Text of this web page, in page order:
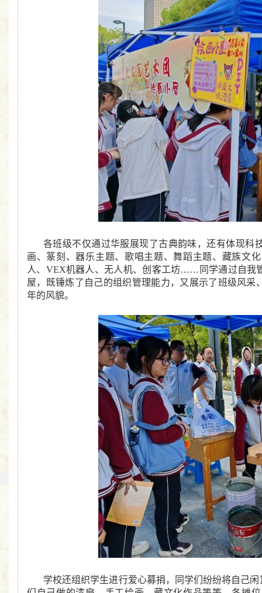
各班级不仅通过华服展现了古典韵味，还有体现科
画、篆刻、器乐主题、歌唱主题、舞蹈主题、藏族文
人、VEX机器人、无人机、创客工坊……同学通过自我
屋，既锤炼了自己的组织管理能力，又展示了班级风
年的风貌。
学校还组织学生进行爱心募捐，同学们纷纷将自己